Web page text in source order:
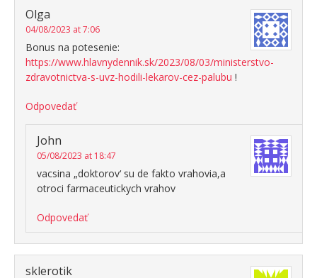
Olga
04/08/2023 at 7:06
Bonus na potesenie:
https://www.hlavnydennik.sk/2023/08/03/ministerstvo-
zdravotnictva-s-uvz-hodili-lekarov-cez-palubu !
Odpovedať
John
05/08/2023 at 18:47
vacsina „doktorov‘ su de fakto vrahovia,a
otroci farmaceutickych vrahov
Odpovedať
sklerotik